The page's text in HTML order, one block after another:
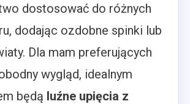
dostosować do różnych
dodając ozdobne spinki lub
Dla mam preferujących
wygląd, idealnym
będą luźne upięcia z